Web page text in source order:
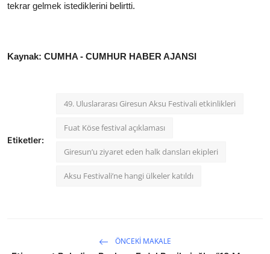
tekrar gelmek istediklerini belirtti.
Kaynak: CUMHA - CUMHUR HABER AJANSI
Etiketler:
49. Uluslararası Giresun Aksu Festivali etkinlikleri
Fuat Köse festival açıklaması
Giresun’u ziyaret eden halk dansları ekipleri
Aksu Festivali’ne hangi ülkeler katıldı
ÖNCEKI MAKALE